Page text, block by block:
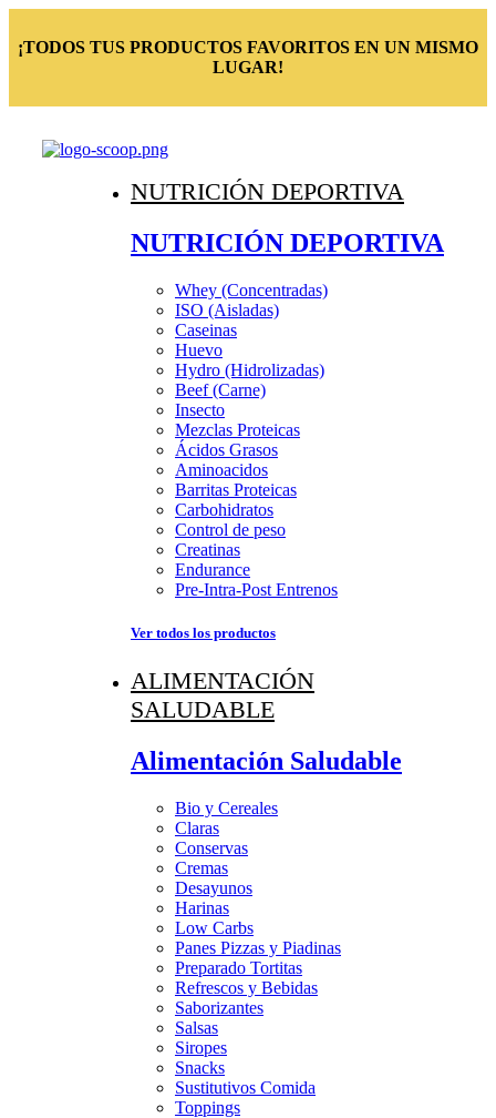
¡TODOS TUS PRODUCTOS FAVORITOS EN UN MISMO
LUGAR!
NUTRICIÓN DEPORTIVA
NUTRICIÓN DEPORTIVA
Whey (Concentradas)
ISO (Aisladas)
Caseinas
Huevo
Hydro (Hidrolizadas)
Beef (Carne)
Insecto
Mezclas Proteicas
Ácidos Grasos
Aminoacidos
Barritas Proteicas
Carbohidratos
Control de peso
Creatinas
Endurance
Pre-Intra-Post Entrenos
Ver todos los productos
ALIMENTACIÓN
SALUDABLE
Alimentación Saludable
Bio y Cereales
Claras
Conservas
Cremas
Desayunos
Harinas
Low Carbs
Panes Pizzas y Piadinas
Preparado Tortitas
Refrescos y Bebidas
Saborizantes
Salsas
Siropes
Snacks
Sustitutivos Comida
Toppings